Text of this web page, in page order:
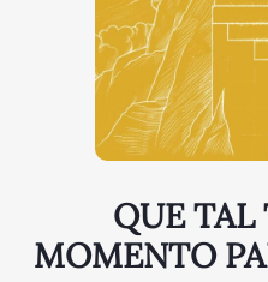
QUE TAL
MOMENTO